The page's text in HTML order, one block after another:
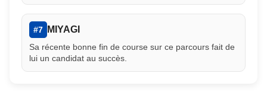
#7 MIYAGI
Sa récente bonne fin de course sur ce parcours fait de
lui un candidat au succès.